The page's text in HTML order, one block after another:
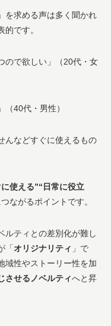
を求める声は多く聞かれ
です。
ので欲しい」（20代・女
（40代・男性）
んなどすぐに使えるもの
に使える”“日常に役立
ながるポイントです。
ルティとの差別化が難し
「オリジナリティ 」で
域性やストーリー性を加
させるノベルティへと昇